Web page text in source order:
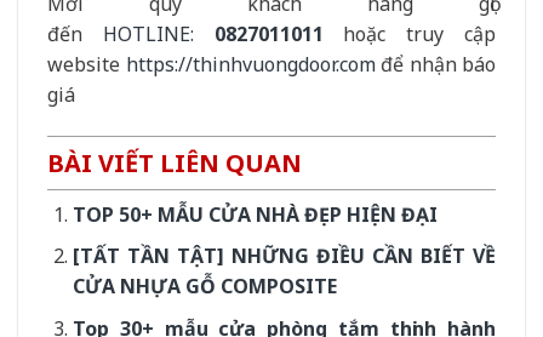
đến HOTLINE: 0827011011 hoặc truy cập
website https://thinhvuongdoor.comđể nhận báo
giá
BÀI VIẾT LIÊN QUAN
TOP 50+ MẪU CỬA NHÀ ĐẸP HIỆN ĐẠI
[TẤT TẦN TẬT] NHỮNG ĐIỀU CẦN BIẾT VỀ
CỬA NHỰA GỖ COMPOSITE
Top 30+ mẫu cửa phòng tắm thịnh hành